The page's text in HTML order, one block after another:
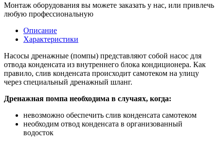
Монтаж оборудования вы можете заказать у нас, или привлечь
любую профессиональную
Описание
Характеристики
Насосы дренажные (помпы) представляют собой насос для
отвода конденсата из внутреннего блока кондиционера. Как
правило, слив конденсата происходит самотеком на улицу
через специальный дренажный шланг.
Дренажная помпа необходима в случаях, когда:
невозможно обеспечить слив конденсата самотеком
необходим отвод конденсата в организованный
водосток